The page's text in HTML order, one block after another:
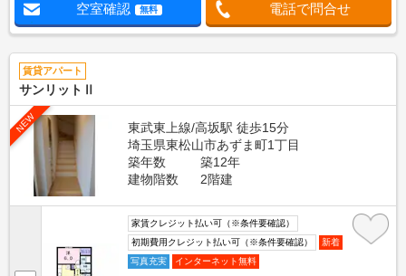
空室確認 無料 電話で問合せ
賃貸アパート
サンリットⅡ
NEW
東武東上線/高坂駅 徒歩15分
埼玉県東松山市あずま町1丁目
築年数
築12年
建物階数
2階建
家賃クレジット払い可（※条件要確認）
初期費用クレジット払い可（※条件要確認）
新着
写真充実
インターネット無料